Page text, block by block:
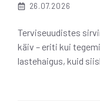
26.07.2026
Terviseuudistes
käiv – eriti kui
lastehaigus, kuid